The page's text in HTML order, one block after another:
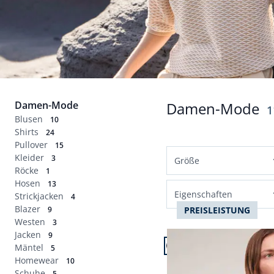
Damen-Mode
Blusen 10
Shirts 24
Pullover 15
Kleider 3
Röcke 1
Hosen 13
Strickjacken 4
Blazer 9
Westen 3
Jacken 9
Mäntel 5
Homewear 10
Damen-Mode
Größe
Normalgrößen
36 38 40 42
44 46 48 50
Eigenschaften
bequem
Artikel 1 von 24.
PREISLEISTUNG
Baumwollshirt mit